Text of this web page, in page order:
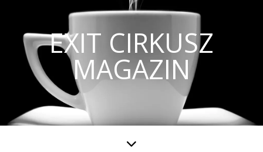
EXIT CIRKUSZ
MAGAZIN